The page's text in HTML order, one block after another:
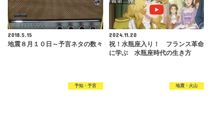
2018.5.15
地震８月１０日～予言ネタの数々
2024.11.20
祝！水瓶座入り！ フランス革命
に学ぶ 水瓶座時代の生き方
予知・予言 地震・火山